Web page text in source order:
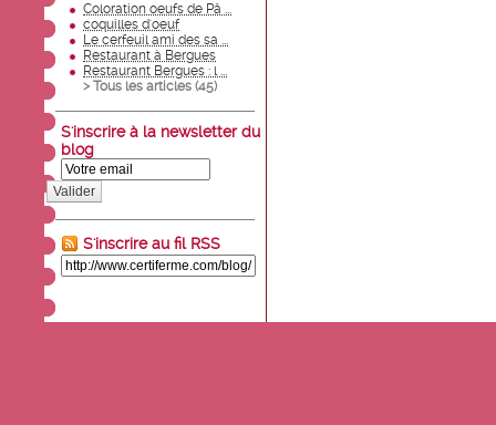
Coloration oeufs de Pâ ...
coquilles d'oeuf
Le cerfeuil ami des sa ...
Restaurant à Bergues
Restaurant Bergues : l ...
> Tous les articles (45)
S'inscrire à la newsletter du
blog
Valider
S'inscrire au fil RSS